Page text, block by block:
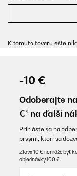
K tomuto tovaru ešte
-10 €
Odoberajte
€* na ďalší
Prihláste sa na
prvými, ktorí sa
Zľava 10 € nemôže byť
objednávky 100 €.